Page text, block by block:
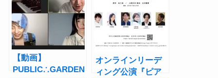
【動画】
PUBLIC∴GARDEN
オンラインリーデ
ィング公演『ピア